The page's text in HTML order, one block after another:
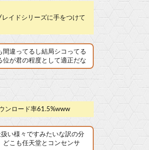
イドシリーズに手をつけて
間違ってるし結局シコってる
位が君の程度として適正だな
ンロード率61.5%www
い様々ですみたいな訳の分
どこも任天堂とコンセンサ